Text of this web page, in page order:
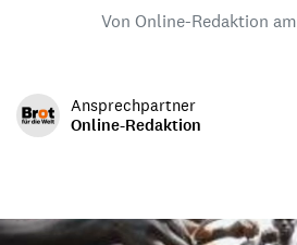
Von Online-Redaktion am
Ansprechpartner
Online-Redaktion